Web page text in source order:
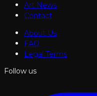
Art News
Contact
About Us
FAQ
Legal Terms
Follow us